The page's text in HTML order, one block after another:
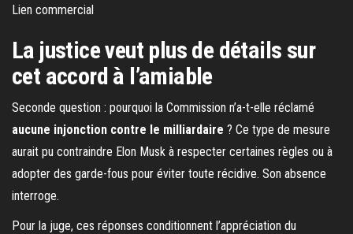
Lien commercial
La justice veut plus de détails sur
cet accord à l’amiable
Seconde question : pourquoi la Commission n’a-t-elle réclamé
aucune injonction contre le milliardaire ? Ce type de mesure
aurait pu contraindre Elon Musk à respecter certaines règles ou à
adopter des garde-fous pour éviter toute récidive. Son absence
interroge.
Pour la juge, ces réponses conditionnent l’appréciation du